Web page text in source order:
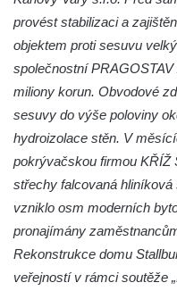
Budova bývalé
Svobody v Hrádku nad
Budova banky na
Hradci Králové
Bývalý palác Občanské
Bývalá Státní odborná
Hradci Králové
Budova muzea v
provést stabilizaci a
objektem proti sesuvu
společnostní
miliony korun. Obvodové
sesuvy do výše poloviny
hydroizolace stěn. V
pokrývačskou firmou KŘÍŽ
střechy falcovaná
vzniklo osm moderních
pronajímány
Rekonstrukce domu
veřejností v rámci soutěže